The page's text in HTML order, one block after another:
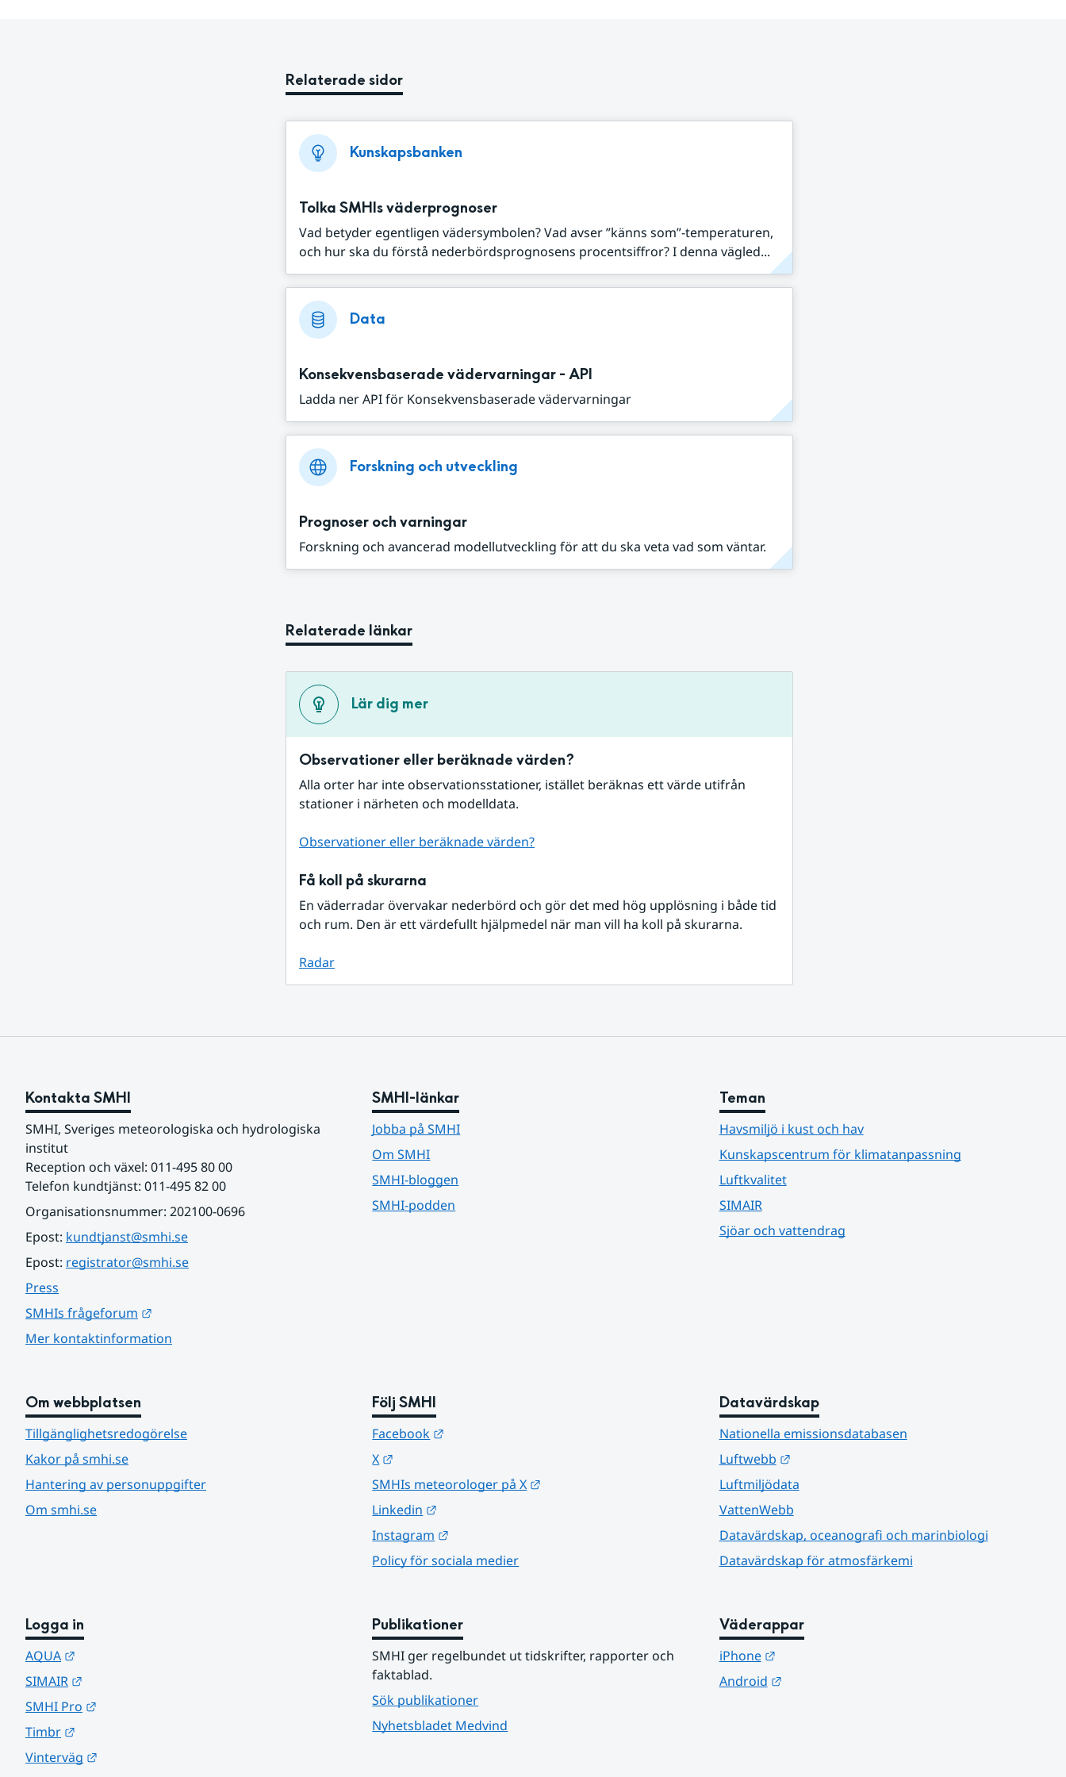
Relaterade sidor
Kunskapsbanken
Tolka SMHIs väderprognoser
Vad betyder egentligen vädersymbolen? Vad avser ”känns som”-temperaturen,
och hur ska du förstå nederbördsprognosens procentsiffror? I denna vägled...
Data
Konsekvensbaserade vädervarningar - API
Ladda ner API för Konsekvensbaserade vädervarningar
Forskning och utveckling
Prognoser och varningar
Forskning och avancerad modellutveckling för att du ska veta vad som väntar.
Relaterade länkar
Lär dig mer
Observationer eller beräknade värden?
Alla orter har inte observationsstationer, istället beräknas ett värde utifrån
stationer i närheten och modelldata.
Observationer eller beräknade värden?
Få koll på skurarna
En väderradar övervakar nederbörd och gör det med hög upplösning i både tid
och rum. Den är ett värdefullt hjälpmedel när man vill ha koll på skurarna.
Radar
Kontakta SMHI
SMHI, Sveriges meteorologiska och hydrologiska
institut
Reception och växel: 011-495 80 00
Telefon kundtjänst: 011-495 82 00
Organisationsnummer: 202100-0696
Epost: kundtjanst@smhi.se
Epost: registrator@smhi.se
Press
SMHIs frågeforum
Mer kontaktinformation
SMHI-länkar
Jobba på SMHI
Om SMHI
SMHI-bloggen
SMHI-podden
Teman
Havsmiljö i kust och hav
Kunskapscentrum för klimatanpassning
Luftkvalitet
SIMAIR
Sjöar och vattendrag
Om webbplatsen
Tillgänglighetsredogörelse
Kakor på smhi.se
Hantering av personuppgifter
Om smhi.se
Följ SMHI
Facebook
X
SMHIs meteorologer på X
Linkedin
Instagram
Policy för sociala medier
Datavärdskap
Nationella emissionsdatabasen
Luftwebb
Länk till annan webbplats.
Luftmiljödata
VattenWebb
Datavärdskap, oceanografi och marinbiologi
Datavärdskap för atmosfärkemi
Logga in
AQUA
SIMAIR
SMHI Pro
Timbr
Vinterväg
Publikationer
SMHI ger regelbundet ut tidskrifter, rapporter och
faktablad.
Sök publikationer
Nyhetsbladet Medvind
Väderappar
iPhone
Länk till annan webbplats.
Android
Länk till annan webbplats.